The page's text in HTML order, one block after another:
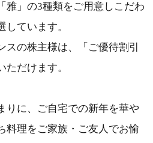
雅」の3種類をご用意しこだわ
しています。
スの株主様は、「ご優待割引
ただけます。
りに、ご自宅での新年を華や
料理をご家族・ご友人でお愉